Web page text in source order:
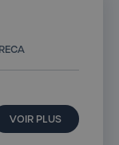
VOIR PLUS